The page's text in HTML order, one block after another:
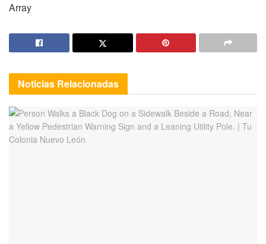
Array
Noticias Relacionadas